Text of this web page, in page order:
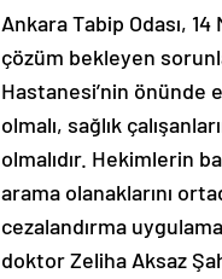
Ankara Tabip Odası,
çözüm bekleyen
Hastanesi’nin önünde
olmalı, sağlık
olmalıdır. Hekimlerin
arama olanaklarını
cezalandırma
doktor Zeliha Aksaz